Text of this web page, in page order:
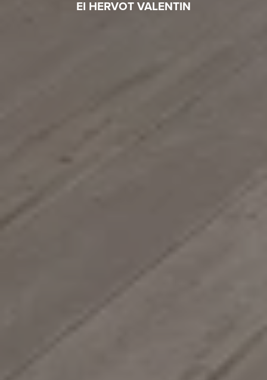
EI HERVOT VALENTIN